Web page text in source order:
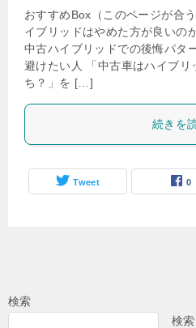
おすすめBox（このページが合
イブリッドはやめた方が良いの
中古ハイブリッドでの後悔パタ
避けたい人 「中古車はハイブリ
ち？」を […]
続きを
Tweet 0
検索
検索